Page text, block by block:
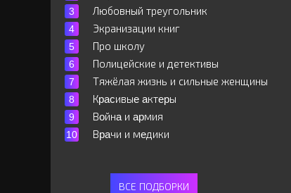
Любовный треугольник
Экранизации книг
Про школу
Полицейские и детективы
Тяжёлая жизнь и сильные женщины
Кpacивыe aктepы
Вoйнa и apмия
Вpaчи и мeдики
ВСЕ ПОДБОРКИ